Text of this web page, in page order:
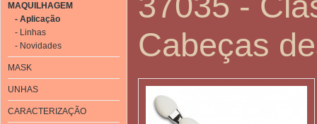
MAQUILHAGEM
- Aplicação
- Linhas
- Novidades
MASK
UNHAS
CARACTERIZAÇÃO
Cabeças